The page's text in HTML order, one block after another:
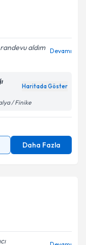
aldım Devamı
Haritada Göster
/ Finike
Daha Fazla